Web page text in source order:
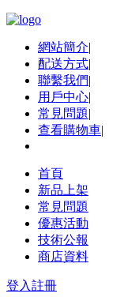
網站簡介|
配送方式|
聯繫我們|
用戶中心|
常見問題|
查看購物車|
首頁
新品上架
常見問題
優惠活動
技術公報
商店資料
登入註冊